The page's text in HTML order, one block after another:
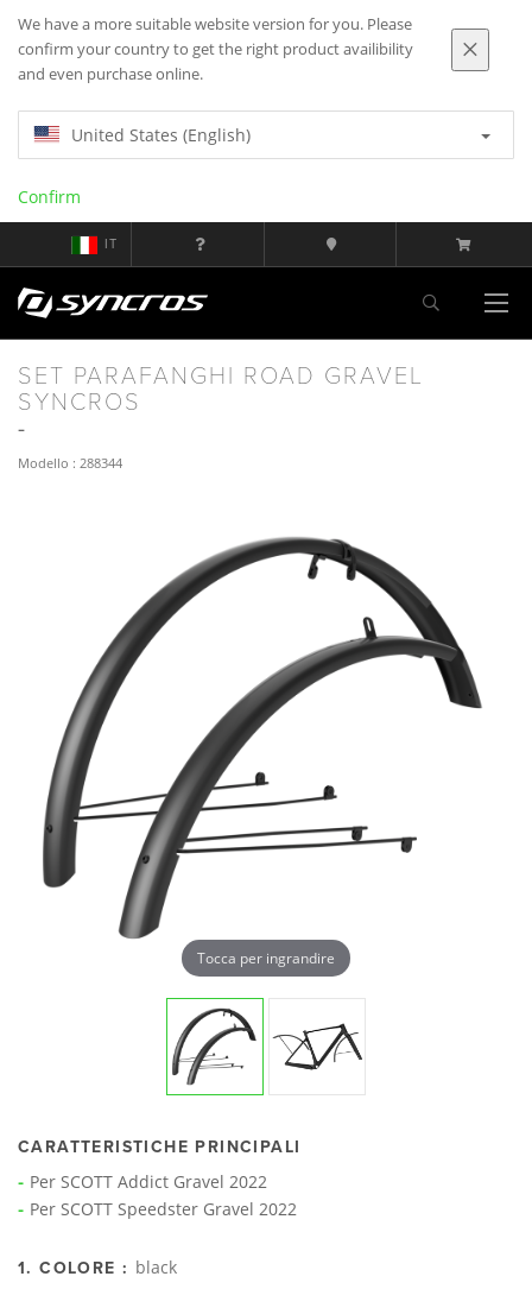
We have a more suitable website version for you. Please
confirm your country to get the right product availibility
and even purchase online.
United States (English)
Confirm
IT
SET PARAFANGHI ROAD GRAVEL
SYNCROS
Modello : 288344
Tocca per ingrandire
CARATTERISTICHE PRINCIPALI
Per SCOTT Addict Gravel 2022
Per SCOTT Speedster Gravel 2022
1. COLORE : black